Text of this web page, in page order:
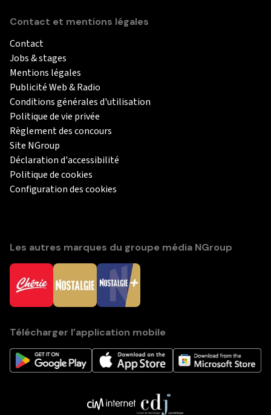
Contact et mentions légales
Contact
Jobs & stages
Mentions légales
Publicité Web & Radio
Conditions générales d'utilisation
Politique de vie privée
Règlement des concours
Site NGroup
Déclaration d'accessibilité
Politique de cookies
Configuration des cookies
Les autres marques du groupe média NGroup
Télécharger l’application mobile